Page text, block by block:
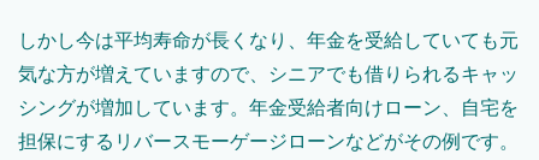
しかし今は平均寿命が長くなり、年金を受給していても元
気な方が増えていますので、シニアでも借りられるキャッ
シングが増加しています。年金受給者向けローン、自宅を
担保にするリバースモーゲージローンなどがその例です。